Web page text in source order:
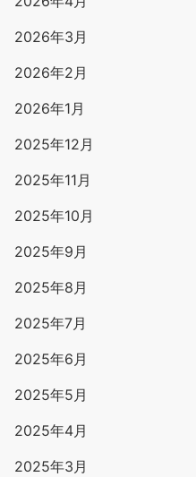
2026年3月
2026年2月
2026年1月
2025年12月
2025年11月
2025年10月
2025年9月
2025年8月
2025年7月
2025年6月
2025年5月
2025年4月
2025年3月